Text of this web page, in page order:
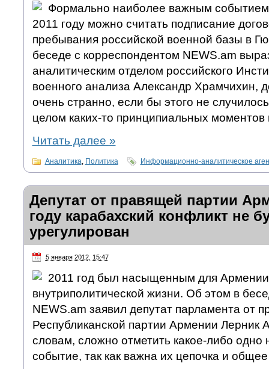
Формально наиболее важным
2011 году можно считать подписание
пребывания российской военной базы в
беседе с корреспондентом NEWS.am
аналитическим отделом российского
военного анализа Александр Храмчихин,
очень странно, если бы этого не
целом каких-то принципиальных моментов
Читать далее »
Аналитика, Политика Информационно-аналитическое
Депутат от правящей партии
году карабахский конфликт не
урегулирован
5 января 2012, 15:47
2011 год был насыщенным для
внутриполитической жизни. Об этом в
NEWS.am заявил депутат парламента от
Республиканской партии Армении Лерник
словам, сложно отметить какое-либо
событие, так как важна их цепочка и